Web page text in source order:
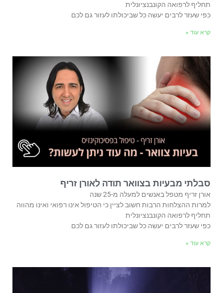
תחליף לרפואה הקונבנציונלית
כפי שעזר לרבים יעשה כל שביכולתו לעזור גם לכם
קרא עוד »
סבלתי מבעיות בצוואר תודה לאורן זריף
אורן זריף מטפל באנשים למעלה מ-25 שנה
למרות ההצלחות הרבות חשוב לציין כי הטיפול אינו רפואי ואינו מהווה
תחליף לרפואה הקונבנציונלית
כפי שעזר לרבים יעשה כל שביכולתו לעזור גם לכם
קרא עוד »